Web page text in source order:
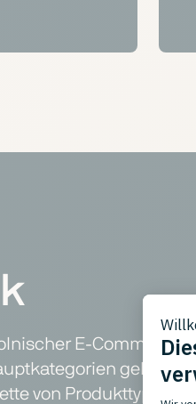
E-
gehören
von Produkttypen,